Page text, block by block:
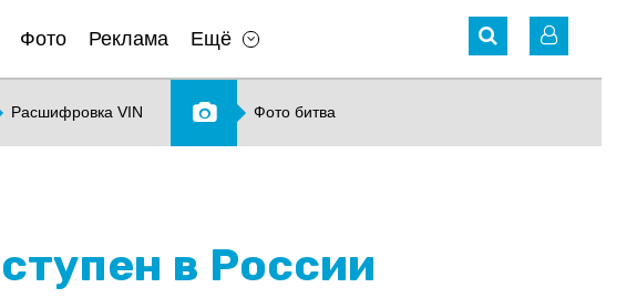
Фото Реклама Ещё
Расшифровка VIN Фото битва
в России